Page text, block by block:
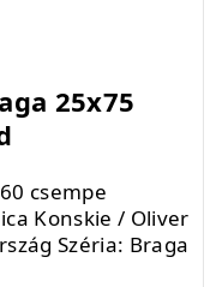
25x75
csempe
Konskie / Oliver
Széria: Braga